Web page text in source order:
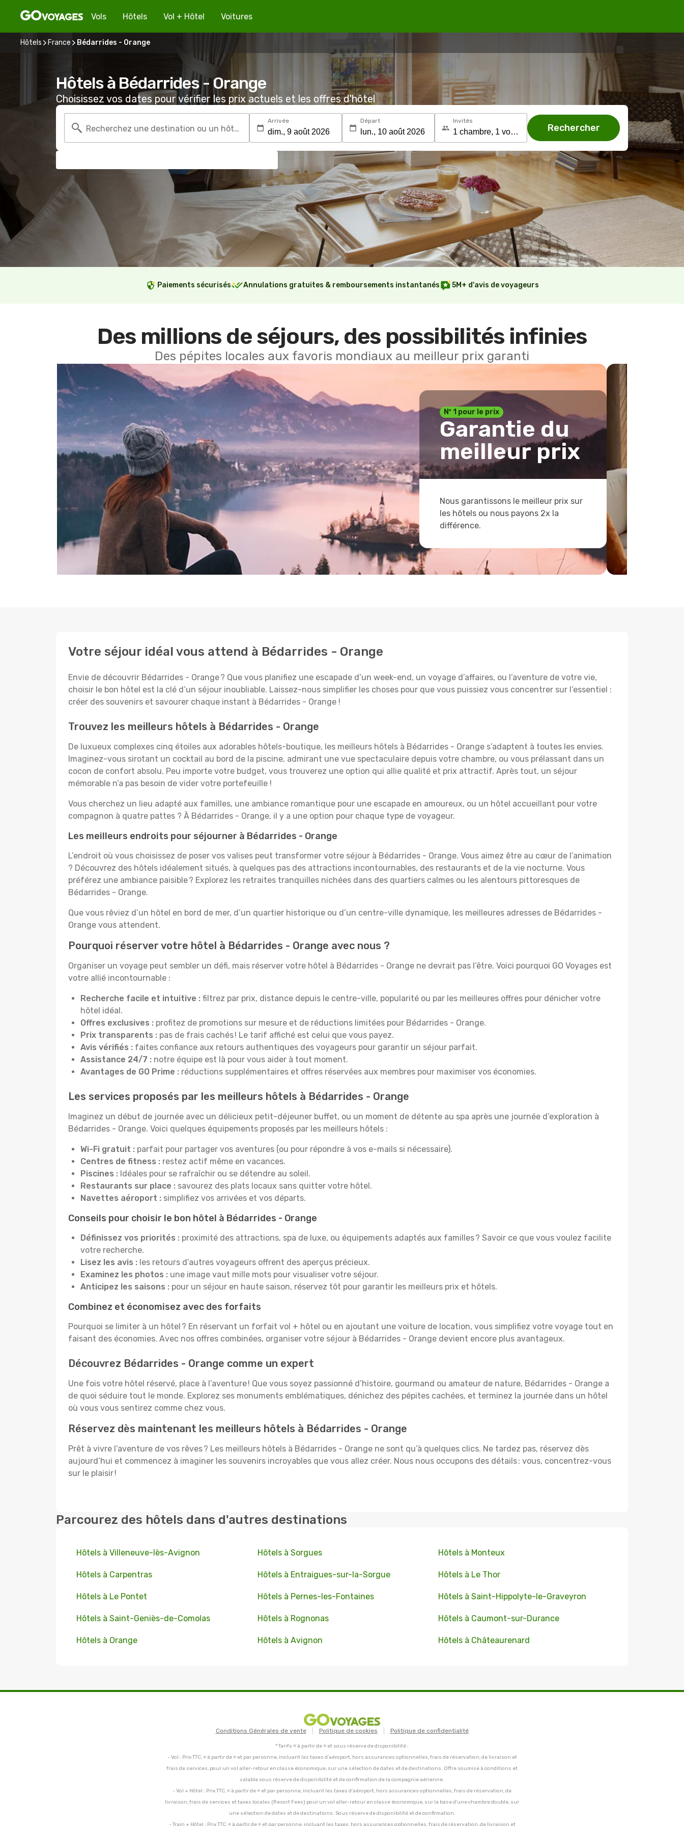
Vols Hôtels Vol + Hôtel Voitures
Hôtels France Bédarrides - Orange
Hôtels à Bédarrides - Orange
Choisissez vos dates pour vérifier les prix actuels et les offres d'hôtel
Recherchez une destination ou un hôtel
Arrivée Départ Invités
Rechercher
Paiements sécurisés Annulations gratuites & remboursements instantanés 5M+ d'avis de voyageurs
Des millions de séjours, des possibilités infinies
Des pépites locales aux favoris mondiaux au meilleur prix garanti
Nº 1 pour le prix
Garantie du
meilleur prix
Nous garantissons le meilleur prix sur
les hôtels ou nous payons 2x la
différence.
Votre séjour idéal vous attend à Bédarrides - Orange
Envie de découvrir Bédarrides - Orange ? Que vous planifiez une escapade d’un week-end, un voyage d’affaires, ou l’aventure de votre vie,
choisir le bon hôtel est la clé d’un séjour inoubliable. Laissez-nous simplifier les choses pour que vous puissiez vous concentrer sur l’essentiel :
créer des souvenirs et savourer chaque instant à Bédarrides - Orange !
Trouvez les meilleurs hôtels à Bédarrides - Orange
De luxueux complexes cinq étoiles aux adorables hôtels-boutique, les meilleurs hôtels à Bédarrides - Orange s’adaptent à toutes les envies.
Imaginez-vous sirotant un cocktail au bord de la piscine, admirant une vue spectaculaire depuis votre chambre, ou vous prélassant dans un
cocon de confort absolu. Peu importe votre budget, vous trouverez une option qui allie qualité et prix attractif. Après tout, un séjour
mémorable n’a pas besoin de vider votre portefeuille !
Vous cherchez un lieu adapté aux familles, une ambiance romantique pour une escapade en amoureux, ou un hôtel accueillant pour votre
compagnon à quatre pattes ? À Bédarrides - Orange, il y a une option pour chaque type de voyageur.
Les meilleurs endroits pour séjourner à Bédarrides - Orange
L’endroit où vous choisissez de poser vos valises peut transformer votre séjour à Bédarrides - Orange. Vous aimez être au cœur de l’animation
? Découvrez des hôtels idéalement situés, à quelques pas des attractions incontournables, des restaurants et de la vie nocturne. Vous
préférez une ambiance paisible ? Explorez les retraites tranquilles nichées dans des quartiers calmes ou les alentours pittoresques de
Bédarrides - Orange.
Que vous rêviez d’un hôtel en bord de mer, d’un quartier historique ou d’un centre-ville dynamique, les meilleures adresses de Bédarrides -
Orange vous attendent.
Pourquoi réserver votre hôtel à Bédarrides - Orange avec nous ?
Organiser un voyage peut sembler un défi, mais réserver votre hôtel à Bédarrides - Orange ne devrait pas l’être. Voici pourquoi GO Voyages est
votre allié incontournable :
Recherche facile et intuitive : filtrez par prix, distance depuis le centre-ville, popularité ou par les meilleures offres pour dénicher votre
hôtel idéal.
Offres exclusives : profitez de promotions sur mesure et de réductions limitées pour Bédarrides - Orange.
Prix transparents : pas de frais cachés ! Le tarif affiché est celui que vous payez.
Avis vérifiés : faites confiance aux retours authentiques des voyageurs pour garantir un séjour parfait.
Assistance 24/7 : notre équipe est là pour vous aider à tout moment.
Avantages de GO Prime : réductions supplémentaires et offres réservées aux membres pour maximiser vos économies.
Les services proposés par les meilleurs hôtels à Bédarrides - Orange
Imaginez un début de journée avec un délicieux petit-déjeuner buffet, ou un moment de détente au spa après une journée d’exploration à
Bédarrides - Orange. Voici quelques équipements proposés par les meilleurs hôtels :
Wi-Fi gratuit : parfait pour partager vos aventures (ou pour répondre à vos e-mails si nécessaire).
Centres de fitness : restez actif même en vacances.
Piscines : Idéales pour se rafraîchir ou se détendre au soleil.
Restaurants sur place : savourez des plats locaux sans quitter votre hôtel.
Navettes aéroport : simplifiez vos arrivées et vos départs.
Conseils pour choisir le bon hôtel à Bédarrides - Orange
Définissez vos priorités : proximité des attractions, spa de luxe, ou équipements adaptés aux familles ? Savoir ce que vous voulez facilite
votre recherche.
Lisez les avis : les retours d’autres voyageurs offrent des aperçus précieux.
Examinez les photos : une image vaut mille mots pour visualiser votre séjour.
Anticipez les saisons : pour un séjour en haute saison, réservez tôt pour garantir les meilleurs prix et hôtels.
Combinez et économisez avec des forfaits
Pourquoi se limiter à un hôtel ? En réservant un forfait vol + hôtel ou en ajoutant une voiture de location, vous simplifiez votre voyage tout en
faisant des économies. Avec nos offres combinées, organiser votre séjour à Bédarrides - Orange devient encore plus avantageux.
Découvrez Bédarrides - Orange comme un expert
Une fois votre hôtel réservé, place à l’aventure ! Que vous soyez passionné d’histoire, gourmand ou amateur de nature, Bédarrides - Orange a
de quoi séduire tout le monde. Explorez ses monuments emblématiques, dénichez des pépites cachées, et terminez la journée dans un hôtel
où vous vous sentirez comme chez vous.
Réservez dès maintenant les meilleurs hôtels à Bédarrides - Orange
Prêt à vivre l’aventure de vos rêves ? Les meilleurs hôtels à Bédarrides - Orange ne sont qu’à quelques clics. Ne tardez pas, réservez dès
aujourd’hui et commencez à imaginer les souvenirs incroyables que vous allez créer. Nous nous occupons des détails : vous, concentrez-vous
sur le plaisir !
Parcourez des hôtels dans d'autres destinations
Hôtels à Villeneuve-lès-Avignon Hôtels à Sorgues Hôtels à Monteux
Hôtels à Carpentras Hôtels à Entraigues-sur-la-Sorgue Hôtels à Le Thor
Hôtels à Le Pontet Hôtels à Pernes-les-Fontaines Hôtels à Saint-Hippolyte-le-Graveyron
Hôtels à Saint-Geniès-de-Comolas Hôtels à Rognonas Hôtels à Caumont-sur-Durance
Hôtels à Orange Hôtels à Avignon Hôtels à Châteaurenard
Conditions Générales de vente Politique de cookies Politique de confidentialité
* Tarifs « à partir de » et sous réserve de disponibilité :
- Vol : Prix TTC, « à partir de » et par personne, incluant les taxes d'aéroport, hors assurances optionnelles, frais de réservation, de livraison et
frais de services, pour un vol aller-retour en classe économique, sur une sélection de dates et de destinations. Offre soumise à conditions et
valable sous réserve de disponibilité et de confirmation de la compagnie aérienne.
- Vol + Hôtel : Prix TTC, « à partir de » et par personne, incluant les taxes d'aéroport, hors assurances optionnelles, frais de réservation, de
livraison, frais de services et taxes locales (Resort Fees) pour un vol aller-retour en classe économique, sur la base d'une chambre double, sur
une sélection de dates et de destinations. Sous réserve de disponibilité et de confirmation.
- Train + Hôtel : Prix TTC, « à partir de » et par personne, incluant les taxes, hors assurances optionnelles, frais de réservation, de livraison et